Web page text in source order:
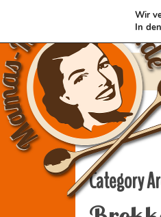
Category
Wir
In den